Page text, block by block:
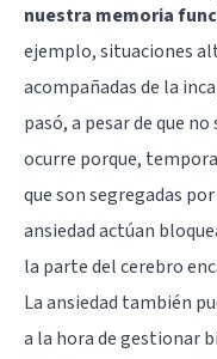
nuestra memoria
ejemplo, situaciones
acompañadas de la
pasó, a pesar de que
ocurre porque,
que son segregadas
ansiedad actúan
la parte del cerebro
La ansiedad también
a la hora de gestionar